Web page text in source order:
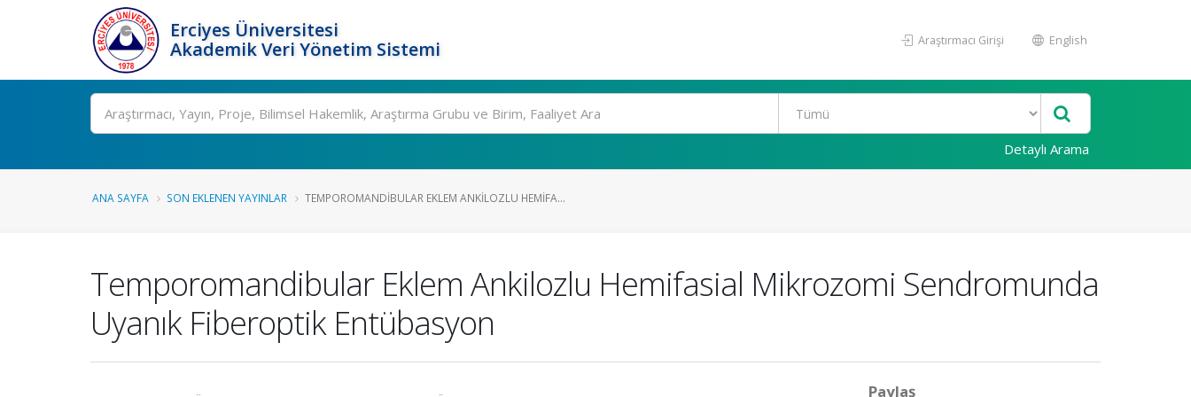
Erciyes Üniversitesi
Akademik Veri Yönetim Sistemi
Araştırmacı Girişi English
Ara
Detaylı Arama
ANA SAYFA SON EKLENEN YAYINLAR TEMPOROMANDIBULAR EKLEM ANKILOZLU HEMIFA...
Temporomandibular Eklem Ankilozlu Hemifasial Mikrozomi Sendromunda
Uyanık Fiberoptik Entübasyon
Paylaş